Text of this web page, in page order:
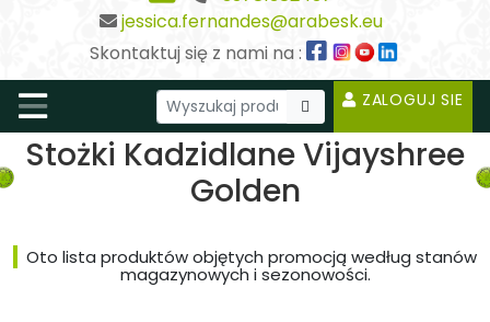
jessica.fernandes@arabesk.eu
Skontaktuj się z nami na :
ZALOGUJ SIE
Stożki Kadzidlane Vijayshree
Golden
Oto lista produktów objętych promocją według stanów
magazynowych i sezonowości.